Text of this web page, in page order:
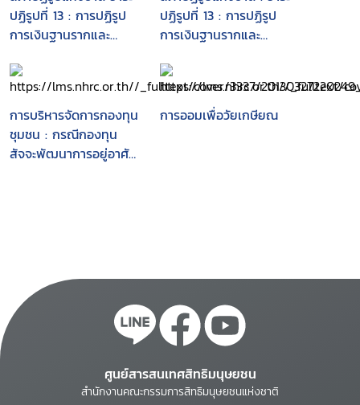
ปฏิรูปที่ 13 : การปฏิรูป
การเงินฐานรากและ
แนวทางการปฏิรูป
สหกรณ์ออมทรัพย์และ
สหกรณ์เครดิตยูเนียน
ปฏิรูปที่ 13 : การปฏิรูป
การเงินฐานรากและ
แนวทางการส่งเสริมการ
ให้ความรู้ทางการเงินขั้น
พื้นฐานแก่ประชาชน
การบริหารจัดการกองทุน
ชุมชน : กรณีกองทุน
สัจจะพัฒนาการอยู่อาศัย
การออมเพื่อวัยเกษียณ
ศูนย์สารสนเทศสิทธิมนุษยชน
สำนักงานคณะกรรมการสิทธิมนุษยชนแห่งชาติ